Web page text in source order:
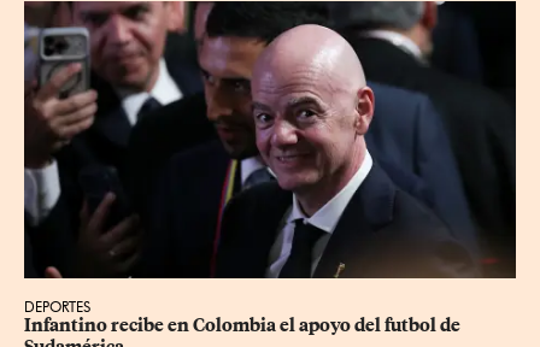
DEPORTES
Infantino recibe en Colombia el apoyo del futbol de